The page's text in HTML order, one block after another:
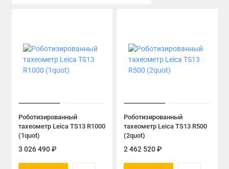
Программное обеспечение для тахеометров
gps геодезии
Тахеометры
Теодолиты
Роботизированный
тахеометр Leica TS13 R1000
(1quot)
3 026 490 ₽
Роботизированный
тахеометр Leica TS13 R500
(2quot)
2 462 520 ₽